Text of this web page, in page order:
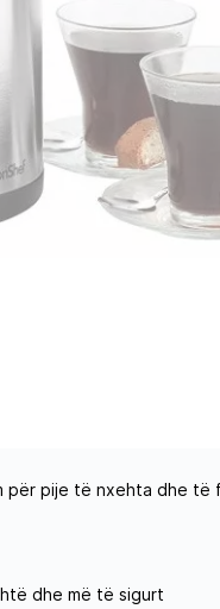
për pije të nxehta dhe
dhe më të sigurt